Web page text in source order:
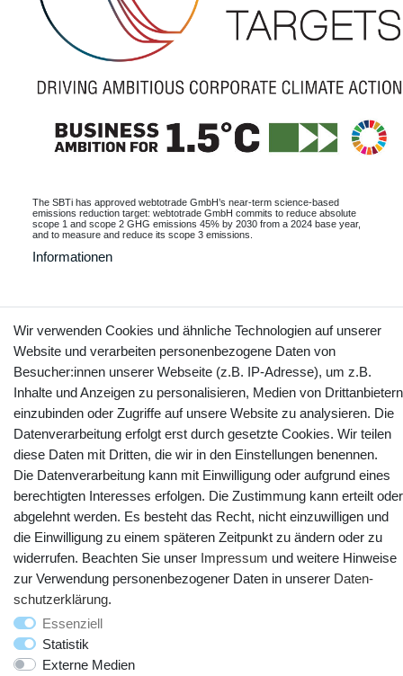
The SBTi has approved webtotrade GmbH’s near-term science-based
emissions reduction target: webtotrade GmbH commits to reduce absolute
scope 1 and scope 2 GHG emissions 45% by 2030 from a 2024 base year,
and to measure and reduce its scope 3 emissions.
Informationen
Vertrag widerrufen Kontakt
YouTube Facebook Instagram
© Copyright 2025 webtotrade GmbH. Alle Rechte vorbehalten.
Wir verwenden Cookies und ähnliche Technologien auf unserer
Website und verarbeiten personenbezogene Daten von
Besucher:innen unserer Webseite (z.B. IP-Adresse), um z.B.
Inhalte und Anzeigen zu personalisieren, Medien von Drittanbietern
einzubinden oder Zugriffe auf unsere Website zu analysieren. Die
Datenverarbeitung erfolgt erst durch gesetzte Cookies. Wir teilen
diese Daten mit Dritten, die wir in den Einstellungen benennen.
Die Datenverarbeitung kann mit Einwilligung oder aufgrund eines
berechtigten Interesses erfolgen. Die Zustimmung kann erteilt oder
abgelehnt werden. Es besteht das Recht, nicht einzuwilligen und
die Einwilligung zu einem späteren Zeitpunkt zu ändern oder zu
widerrufen. Beachten Sie unser Impressum und weitere Hinweise
zur Verwendung personenbezogener Daten in unserer Daten­
schutz­erklärung.
Essenziell
Statistik
Externe Medien